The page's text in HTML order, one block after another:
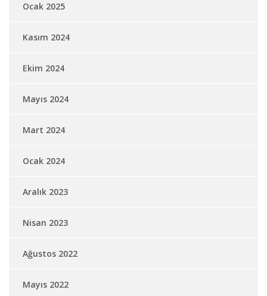
Ocak 2025
Kasım 2024
Ekim 2024
Mayıs 2024
Mart 2024
Ocak 2024
Aralık 2023
Nisan 2023
Ağustos 2022
Mayıs 2022